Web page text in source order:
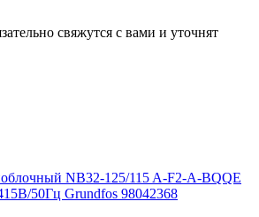
свяжутся с вами и уточнят
NB32-125/115 A-F2-A-BQQE
50Гц Grundfos 98042368